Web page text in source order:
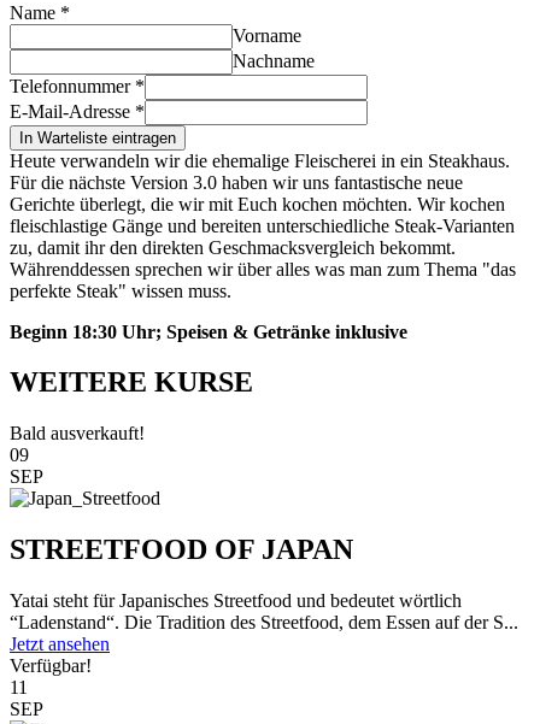
Name *
Vorname
Nachname
Telefonnummer *
E-Mail-Adresse *
In Warteliste eintragen
Heute verwandeln wir die ehemalige Fleischerei in ein Steakhaus.
Für die nächste Version 3.0 haben wir uns fantastische neue
Gerichte überlegt, die wir mit Euch kochen möchten. Wir kochen
fleischlastige Gänge und bereiten unterschiedliche Steak-Varianten
zu, damit ihr den direkten Geschmacksvergleich bekommt.
Währenddessen sprechen wir über alles was man zum Thema "das
perfekte Steak" wissen muss.
Beginn 18:30 Uhr; Speisen & Getränke inklusive
WEITERE KURSE
Bald ausverkauft!
09
SEP
STREETFOOD OF JAPAN
Yatai steht für Japanisches Streetfood und bedeutet wörtlich
“Ladenstand“. Die Tradition des Streetfood, dem Essen auf der S...
Jetzt ansehen
Verfügbar!
11
SEP